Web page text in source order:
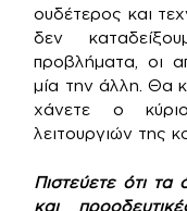
ουδέτερος και
δεν
προβλήματα, οι
μία την άλλη. Θα
χάνετε ο
λειτουργιών της
Πιστεύετε ότι τα
και